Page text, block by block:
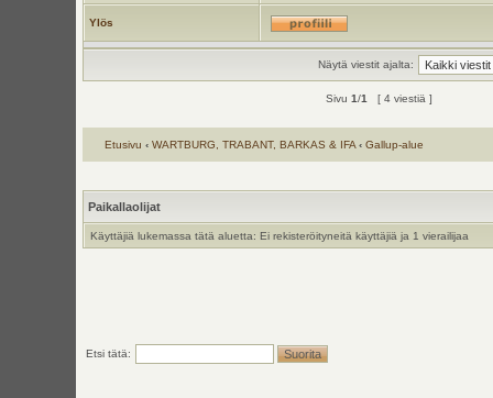
Ylös
Näytä viestit ajalta:
Sivu 1/1 [ 4 viestiä ]
Etusivu ‹ WARTBURG, TRABANT, BARKAS & IFA ‹ Gallup-alue
Paikallaolijat
Käyttäjiä lukemassa tätä aluetta: Ei rekisteröityneitä käyttäjiä ja 1 vierailijaa
Etsi tätä: